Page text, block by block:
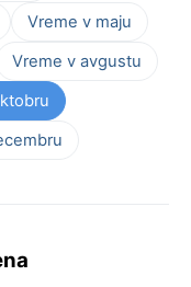
Vreme v maju
Vreme v avgustu